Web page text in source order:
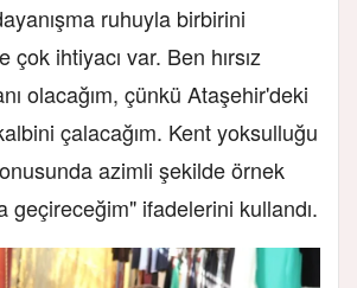
ruhuyla birbirini
ihtiyacı var. Ben hırsız
olacağım, çünkü Ataşehir'deki
çalacağım. Kent yoksulluğu
azimli şekilde örnek
geçireceğim" ifadelerini kullandı.